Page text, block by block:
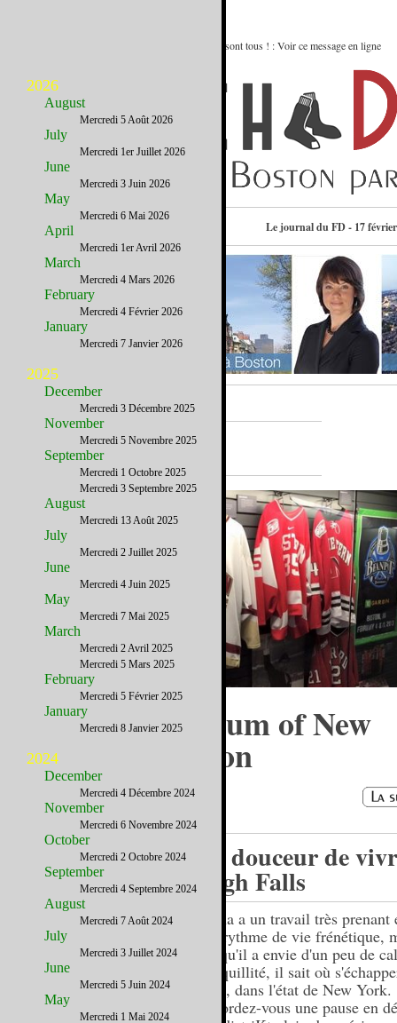
Boston Bruins, Celtics, Red Sox, Patriots… Ils y sont tous ! : Voir ce message en ligne
Contactez-nous Le journal du FD - 17
A la Une
Le Sports Museum of New
England à Boston
La douceur de
High Falls
Sacha a un travail très prenant
son rythme de vie frénétique,
lorsqu'il a envie d'un peu de
tranquillité, il sait où
Falls, dans l'état de New York.
Accordez-vous une pause en
2026
August
Mercredi 5 Août 2026
July
Mercredi 1er Juillet 2026
June
Mercredi 3 Juin 2026
May
Mercredi 6 Mai 2026
April
Mercredi 1er Avril 2026
March
Mercredi 4 Mars 2026
February
Mercredi 4 Février 2026
January
Mercredi 7 Janvier 2026
2025
December
Mercredi 3 Décembre 2025
November
Mercredi 5 Novembre 2025
September
Mercredi 1 Octobre 2025
Mercredi 3 Septembre 2025
August
Mercredi 13 Août 2025
July
Mercredi 2 Juillet 2025
June
Mercredi 4 Juin 2025
May
Mercredi 7 Mai 2025
March
Mercredi 2 Avril 2025
Mercredi 5 Mars 2025
February
Mercredi 5 Février 2025
January
Mercredi 8 Janvier 2025
2024
December
Mercredi 4 Décembre 2024
November
Mercredi 6 Novembre 2024
October
Mercredi 2 Octobre 2024
September
Mercredi 4 Septembre 2024
August
Mercredi 7 Août 2024
July
Mercredi 3 Juillet 2024
June
Mercredi 5 Juin 2024
May
Mercredi 1 Mai 2024